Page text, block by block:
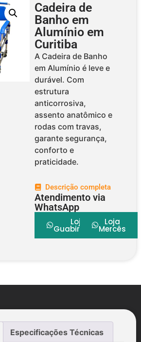
Cadeira de
Banho em
Alumínio em
Curitiba
A Cadeira de Banho
em Alumínio é leve e
durável. Com
estrutura
anticorrosiva,
assento anatômico e
rodas com travas,
garante segurança,
conforto e
praticidade.
Descrição completa
Atendimento via
WhatsApp
Loja
Guabirotuba
Loja
Mercês
Especificações Técnicas